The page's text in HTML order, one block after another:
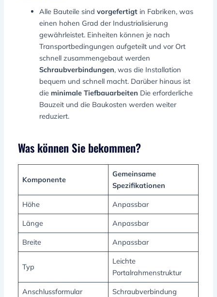
Alle Bauteile sindvorgefertigt in Fabriken, was
einen hohen Grad der Industrialisierung
gewährleistet. Einheiten können je nach
Transportbedingungen aufgeteilt und vor Ort
schnell zusammengebaut werden
Schraubverbindungen, was die Installation
bequem und schnell macht. Darüber hinaus ist
die minimale Tiefbauarbeiten Die erforderliche
Bauzeit und die Baukosten werden weiter
reduziert.
Was können Sie bekommen?
Komponente
Gemeinsame
Spezifikationen
Höhe Anpassbar
Länge Anpassbar
Breite Anpassbar
Typ
Leichte
Portalrahmenstruktur
Anschlussformular Schraubverbindung